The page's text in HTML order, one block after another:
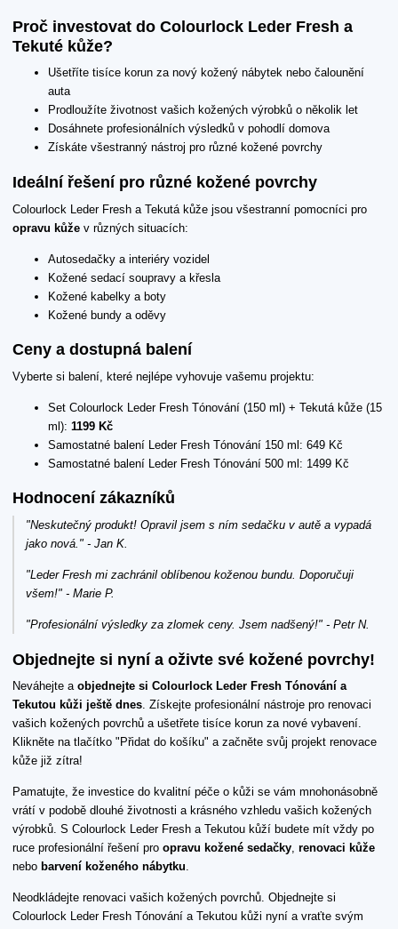
Proč investovat do Colourlock Leder Fresh a
Tekuté kůže?
Ušetříte tisíce korun za nový kožený nábytek nebo čalounění
auta
Prodloužíte životnost vašich kožených výrobků o několik let
Dosáhnete profesionálních výsledků v pohodlí domova
Získáte všestranný nástroj pro různé kožené povrchy
Ideální řešení pro různé kožené povrchy
Colourlock Leder Fresh a Tekutá kůže jsou všestranní pomocníci pro
opravu kůže v různých situacích:
Autosedačky a interiéry vozidel
Kožené sedací soupravy a křesla
Kožené kabelky a boty
Kožené bundy a oděvy
Ceny a dostupná balení
Vyberte si balení, které nejlépe vyhovuje vašemu projektu:
Set Colourlock Leder Fresh Tónování (150 ml) + Tekutá kůže (15
ml): 1199 Kč
Samostatné balení Leder Fresh Tónování 150 ml: 649 Kč
Samostatné balení Leder Fresh Tónování 500 ml: 1499 Kč
Hodnocení zákazníků
"Neskutečný produkt! Opravil jsem s ním sedačku v autě a vypadá
jako nová." - Jan K.
"Leder Fresh mi zachránil oblíbenou koženou bundu. Doporučuji
všem!" - Marie P.
"Profesionální výsledky za zlomek ceny. Jsem nadšený!" - Petr N.
Objednejte si nyní a oživte své kožené povrchy!
Neváhejte a objednejte si Colourlock Leder Fresh Tónování a
Tekutou kůži ještě dnes. Získejte profesionální nástroje pro renovaci
vašich kožených povrchů a ušetřete tisíce korun za nové vybavení.
Klikněte na tlačítko "Přidat do košíku" a začněte svůj projekt renovace
kůže již zítra!
Pamatujte, že investice do kvalitní péče o kůži se vám mnohonásobně
vrátí v podobě dlouhé životnosti a krásného vzhledu vašich kožených
výrobků. S Colourlock Leder Fresh a Tekutou kůží budete mít vždy po
ruce profesionální řešení pro opravu kožené sedačky, renovaci kůže
nebo barvení koženého nábytku.
Neodkládejte renovaci vašich kožených povrchů. Objednejte si
Colourlock Leder Fresh Tónování a Tekutou kůži nyní a vraťte svým